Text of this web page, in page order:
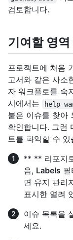
검토합니다.
기여할 영역
프로젝트에 처음
고서와 같은 사소
자 워크플로를 숙
시에서는
help
붙은 이슈를 찾아
확인합니다. 그런
트를 파악할 수 있
** ** 리포지
음, Labels
면 유지 관리
표시한 열려
이슈 목록을
세요.